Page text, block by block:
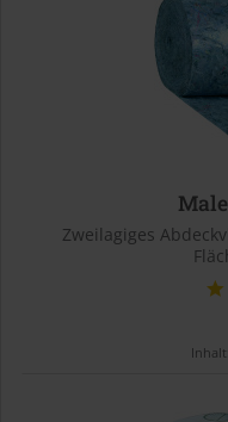
Zweilagiges
Inhalt: